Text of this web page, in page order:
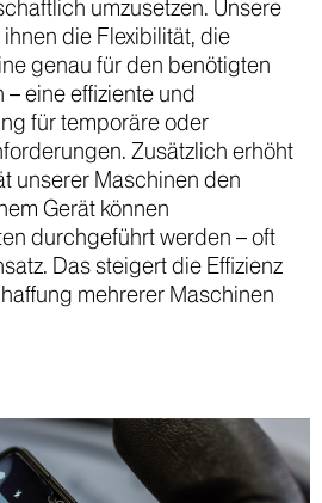
umzusetzen. Unsere
die Flexibilität, die
genau für den benötigten
eine effiziente und
für temporäre oder
Zusätzlich erhöht
unserer Maschinen den
Gerät können
durchgeführt werden – oft
Das steigert die Effizienz
mehrerer Maschinen